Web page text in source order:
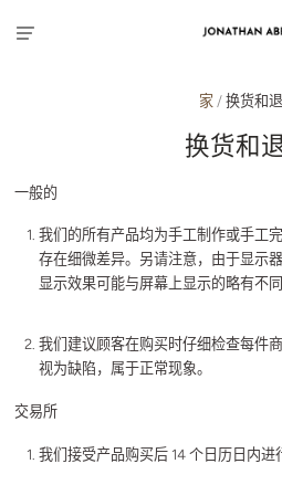
家 / 换货和
换货和
一般的
我们的所有产品均为手工制作或手工
存在细微差异。另请注意，由于显示
显示效果可能与屏幕上显示的略有不同
我们建议顾客在购买时仔细检查每件
视为缺陷，属于正常现象。
交易所
我们接受产品购买后 14 个日历日内进